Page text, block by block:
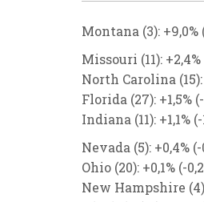
Montana (3): +9,0%
Missouri (11): +2,4%
North Carolina (15):
Florida (27): +1,5%
Indiana (11): +1,1%
Nevada (5): +0,4%
Ohio (20): +0,1% (-
New Hampshire